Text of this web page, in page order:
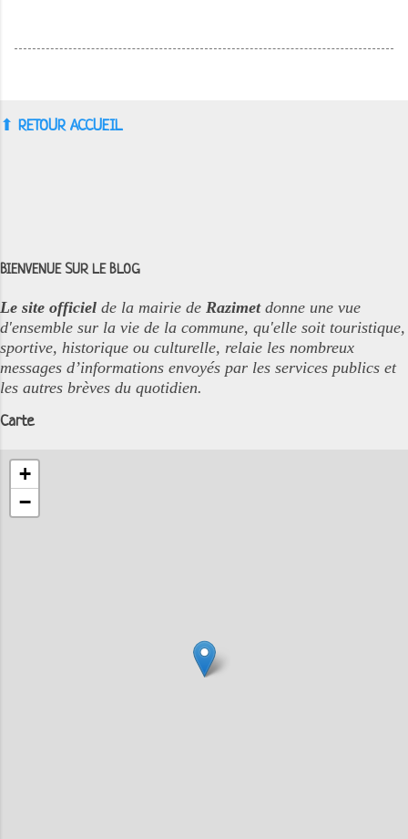
⬆︎ RETOUR ACCUEIL
BIENVENUE SUR LE BLOG
Le site officiel de la mairie de Razimetdonne une vue
d'ensemble sur la vie de la commune, qu'elle soit touristique,
sportive, historique ou culturelle, relaie les nombreux
messages d’informations envoyés par les services publics et
les autres brèves du quotidien.
Carte
+
−